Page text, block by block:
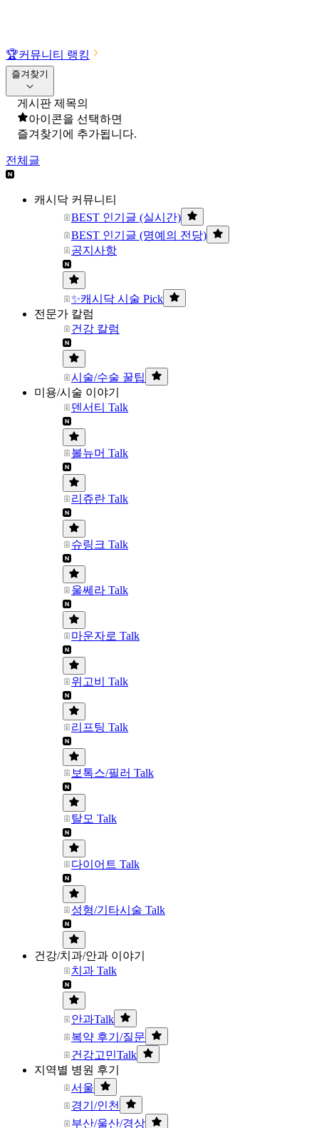
🏆커뮤니티 랭킹
즐겨찾기
게시판 제목의
아이콘을 선택하면
즐겨찾기에 추가됩니다.
전체글
캐시닥 커뮤니티
BEST 인기글 (실시간)
BEST 인기글 (명예의 전당)
공지사항
✨캐시닥 시술 Pick
전문가 칼럼
건강 칼럼
시술/수술 꿀팁
미용/시술 이야기
덴서티 Talk
볼뉴머 Talk
리쥬란 Talk
슈링크 Talk
울쎄라 Talk
마운자로 Talk
위고비 Talk
리프팅 Talk
보톡스/필러 Talk
탈모 Talk
다이어트 Talk
성형/기타시술 Talk
건강/치과/안과 이야기
치과 Talk
안과Talk
복약 후기/질문
건강고민Talk
지역별 병원 후기
서울
경기/인천
부산/울산/경상